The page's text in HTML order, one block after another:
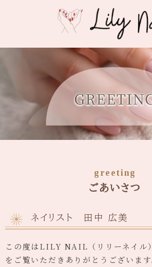
greeting
ごあいさつ
ネイリスト 田中 広美
この度はLILY NAIL（リリーネイル
をご覧いただきありがとうございま